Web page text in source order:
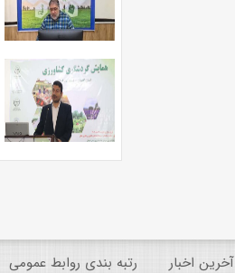
آخرین اخبار رتبه بندی روابط عمومی